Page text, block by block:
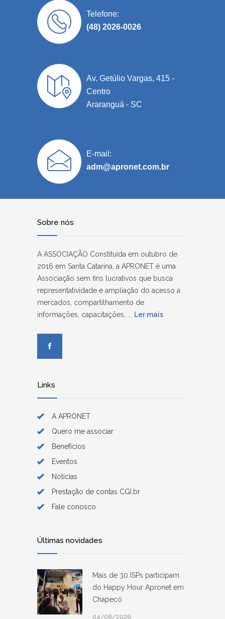
Telefone:
(48) 2026-0026
Av. Getúlio Vargas, 415 -
Centro
Araranguá - SC
E-mail:
adm@apronet.com.br
Sobre nós
A ASSOCIAÇÃO Constituída em outubro de
2016 em Santa Catarina, a APRONET é uma
Associação sem fins lucrativos que busca
representatividade e ampliação do acesso a
mercados, compartilhamento de
informações, capacitações, ...
Ler mais
Links
A APRONET
Quero me associar
Benefícios
Eventos
Notícias
Prestação de contas CGI.br
Fale conosco
Últimas novidades
Mais de 30 ISPs participam
do Happy Hour Apronet em
Chapecó
04/08/2026